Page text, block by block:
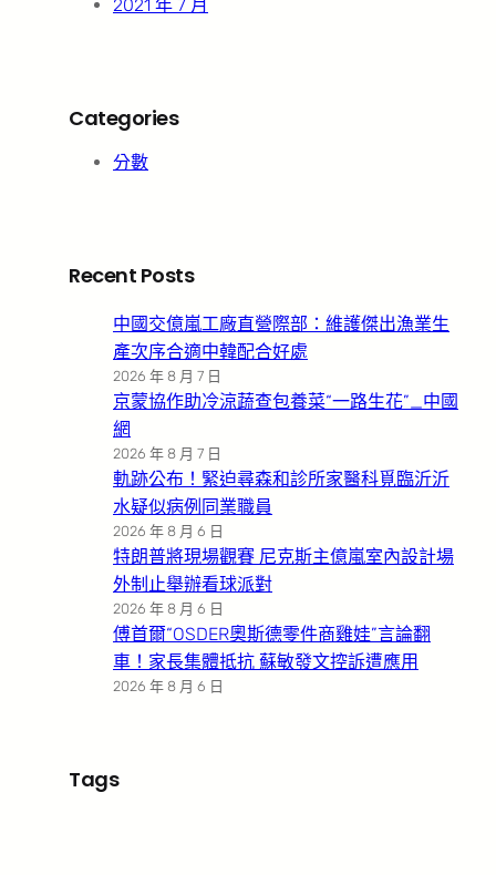
2021 年 7 月
Categories
分數
Recent Posts
中國交億嵐工廠直營際部：維護傑出漁業生
產次序合適中韓配合好處
2026 年 8 月 7 日
京蒙協作助冷涼蔬查包養菜“一路生花”_中國
網
2026 年 8 月 7 日
軌跡公布！緊迫尋森和診所家醫科覓臨沂沂
水疑似病例同業職員
2026 年 8 月 6 日
特朗普將現場觀賽 尼克斯主億嵐室內設計場
外制止舉辦看球派對
2026 年 8 月 6 日
傅首爾“OSDER奧斯德零件商雞娃”言論翻
車！家長集體抵抗 蘇敏發文控訴遭應用
2026 年 8 月 6 日
Tags